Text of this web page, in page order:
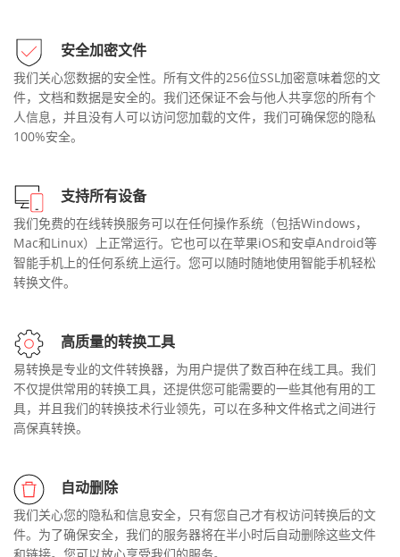
安全加密文件
我们关心您数据的安全性。所有文件的256位SSL加密意味着您的文
件，文档和数据是安全的。我们还保证不会与他人共享您的所有个
人信息，并且没有人可以访问您加载的文件，我们可确保您的隐私
100%安全。
支持所有设备
我们免费的在线转换服务可以在任何操作系统（包括Windows，
Mac和Linux）上正常运行。它也可以在苹果iOS和安卓Android等
智能手机上的任何系统上运行。您可以随时随地使用智能手机轻松
转换文件。
高质量的转换工具
易转换是专业的文件转换器，为用户提供了数百种在线工具。我们
不仅提供常用的转换工具，还提供您可能需要的一些其他有用的工
具，并且我们的转换技术行业领先，可以在多种文件格式之间进行
高保真转换。
自动删除
我们关心您的隐私和信息安全，只有您自己才有权访问转换后的文
件。为了确保安全，我们的服务器将在半小时后自动删除这些文件